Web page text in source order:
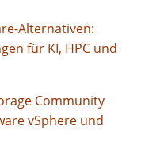
Alternativen:
für KI, HPC und
Community
vSphere und